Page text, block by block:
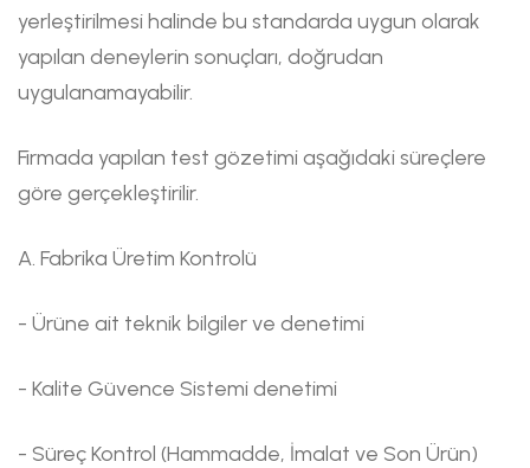
yerleştirilmesi halinde bu standarda uygun olarak
yapılan deneylerin sonuçları, doğrudan
uygulanamayabilir.
Firmada yapılan test gözetimi aşağıdaki süreçlere
göre gerçekleştirilir.
A. Fabrika Üretim Kontrolü
- Ürüne ait teknik bilgiler ve denetimi
- Kalite Güvence Sistemi denetimi
- Süreç Kontrol (Hammadde, İmalat ve Son Ürün)